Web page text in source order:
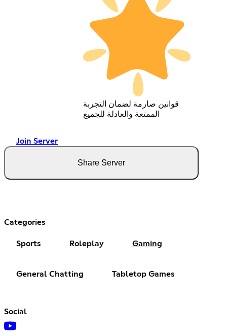
قوانين صارمة لضمان التجربة
الممتعة والعادلة للجميع
Join Server
Share Server
Categories
Sports Roleplay Gaming
General Chatting Tabletop Games
Social